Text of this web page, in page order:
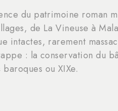
du patrimoine roman
de La Vineuse à
intactes, rarement
: la conservation du
ou XIXe.